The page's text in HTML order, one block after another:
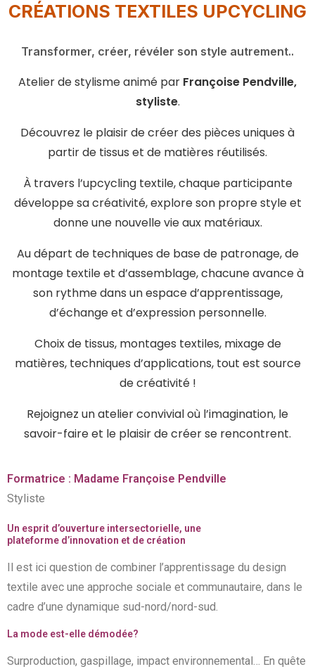
CRÉATIONS TEXTILES UPCYCLING
Transformer, créer, révéler son style autrement..
Atelier de stylisme animé par Françoise Pendville,
styliste.
Découvrez le plaisir de créer des pièces uniques à
partir de tissus et de matières réutilisés.
À travers l’upcycling textile, chaque participante
développe sa créativité, explore son propre style et
donne une nouvelle vie aux matériaux.
Au départ de techniques de base de patronage, de
montage textile et d’assemblage, chacune avance à
son rythme dans un espace d’apprentissage,
d’échange et d’expression personnelle.
Choix de tissus, montages textiles, mixage de
matières, techniques d’applications, tout est source
de créativité !
Rejoignez un atelier convivial où l’imagination, le
savoir-faire et le plaisir de créer se rencontrent.
Formatrice : Madame Françoise Pendville
Styliste
Un esprit d’ouverture intersectorielle, une
plateforme d’innovation et de création
Il est ici question de combiner l’apprentissage du design
textile avec une approche sociale et communautaire, dans le
cadre d’une dynamique sud-nord/nord-sud.
La mode est-elle démodée?
Surproduction, gaspillage, impact environnemental… En quête